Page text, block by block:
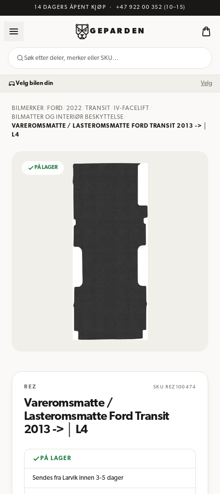
14 DAGERS ÅPENT KJØP · +47 922 00 352 (10–15)
GEPARDEN
Søk etter deler, merker eller SKU…
Velg bilen din Velg
BILMERKER/ FORD /2022 TRANSIT IV-FACELIFT
BILMATTER OG INTERIØR BESKYTTELSE
VAREROMSMATTE / LASTEROMSMATTE FORD TRANSIT 2013 -> │
L4
PÅ LAGER
REZ SKU REZ100474
Vareromsmatte /
Lasteromsmatte Ford Transit
2013 -> │ L4
PÅ LAGER
Sendes fra Larvik innen 3-5 dager